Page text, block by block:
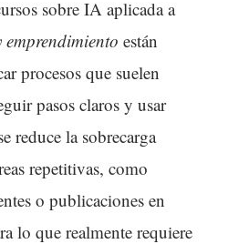
sobre IA aplicada a
están
procesos que suelen
pasos claros y usar
reduce la sobrecarga
repetitivas, como
o publicaciones en
lo que realmente requiere